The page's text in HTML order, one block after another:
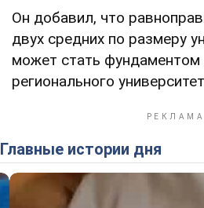
Он добавил, что
двух средних по размеру
может стать
регионального
Главные истории дня